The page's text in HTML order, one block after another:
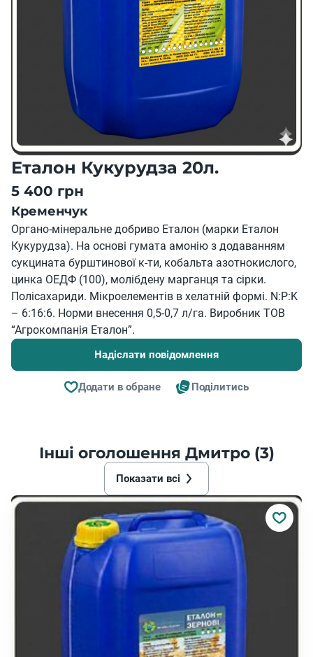
Еталон Кукурудза 20л.
5 400 грн
Кременчук
Органо-мінеральне добриво Еталон (марки Еталон
Кукурудза). На основі гумата амонію з додаванням
сукцината бурштинової к-ти, кобальта азотнокислого,
цинка ОЕДФ (100), молібдену марганця та сірки.
Полісахариди. Мікроелементів в хелатній формі. N:P:K
– 6:16:6. Норми внесення 0,5-0,7 л/га. Виробник ТОВ
“Агрокомпанія Еталон”.
Надіслати повідомлення
Додати в обране Поділитись
Інші оголошення Дмитро (3)
Показати всі